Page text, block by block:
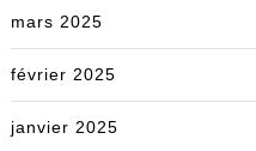
mars 2025
février 2025
janvier 2025